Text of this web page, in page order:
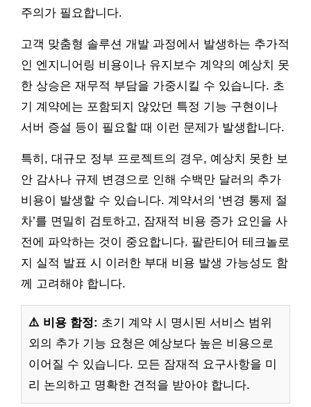
주의가 필요합니다.
고객 맞춤형 솔루션 개발 과정에서 발생하는 추가적
인 엔지니어링 비용이나 유지보수 계약의 예상치 못
한 상승은 재무적 부담을 가중시킬 수 있습니다. 초
기 계약에는 포함되지 않았던 특정 기능 구현이나
서버 증설 등이 필요할 때 이런 문제가 발생합니다.
특히, 대규모 정부 프로젝트의 경우, 예상치 못한 보
안 감사나 규제 변경으로 인해 수백만 달러의 추가
비용이 발생할 수 있습니다. 계약서의 ‘변경 통제 절
차’를 면밀히 검토하고, 잠재적 비용 증가 요인을 사
전에 파악하는 것이 중요합니다. 팔란티어 테크놀로
지 실적 발표 시 이러한 부대 비용 발생 가능성도 함
께 고려해야 합니다.
⚠️ 비용 함정: 초기 계약 시 명시된 서비스 범위
외의 추가 기능 요청은 예상보다 높은 비용으로
이어질 수 있습니다. 모든 잠재적 요구사항을 미
리 논의하고 명확한 견적을 받아야 합니다.